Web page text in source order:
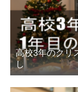
高校3年のクリ
し